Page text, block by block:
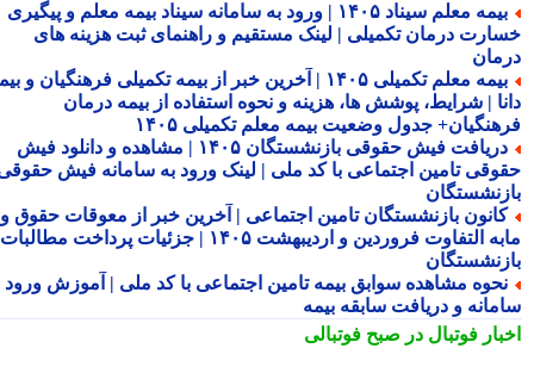
بیمه معلم سیناد ۱۴۰۵ | ورود به سامانه سیناد بیمه معلم و پیگیری
درمان تکمیلی | لینک مستقیم و راهنمای ثبت هزینه های
بیمه معلم تکمیلی ۱۴۰۵ | آخرین خبر از بیمه تکمیلی فرهنگیان و بیمه
| شرایط، پوشش ها، هزینه و نحوه استفاده از بیمه درمان
جدول وضعیت بیمه معلم تکمیلی ۱۴۰۵
دریافت فیش حقوقی بازنشستگان ۱۴۰۵ | مشاهده و دانلود فیش
تامین اجتماعی با کد ملی | لینک ورود به سامانه فیش حقوقی
بازنشستگان تامین اجتماعی | آخرین خبر از معوقات حقوق و
مابه التفاوت فروردین و اردیبهشت ۱۴۰۵ | جزئیات پرداخت مطالبات
مشاهده سوابق بیمه تامین اجتماعی با کد ملی | آموزش ورود به
و دریافت سابقه بیمه
فوتبال در صبح فوتبالی